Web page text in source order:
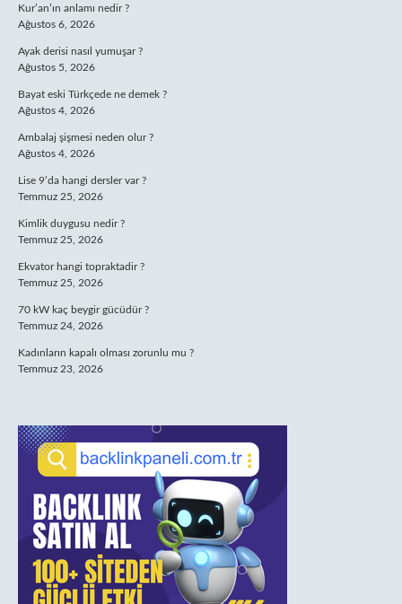
Kur’an’ın anlamı nedir ?
Ağustos 6, 2026
Ayak derisi nasıl yumuşar ?
Ağustos 5, 2026
Bayat eski Türkçede ne demek ?
Ağustos 4, 2026
Ambalaj şişmesi neden olur ?
Ağustos 4, 2026
Lise 9’da hangi dersler var ?
Temmuz 25, 2026
Kimlik duygusu nedir ?
Temmuz 25, 2026
Ekvator hangi topraktadir ?
Temmuz 25, 2026
70 kW kaç beygir gücüdür ?
Temmuz 24, 2026
Kadınların kapalı olması zorunlu mu ?
Temmuz 23, 2026